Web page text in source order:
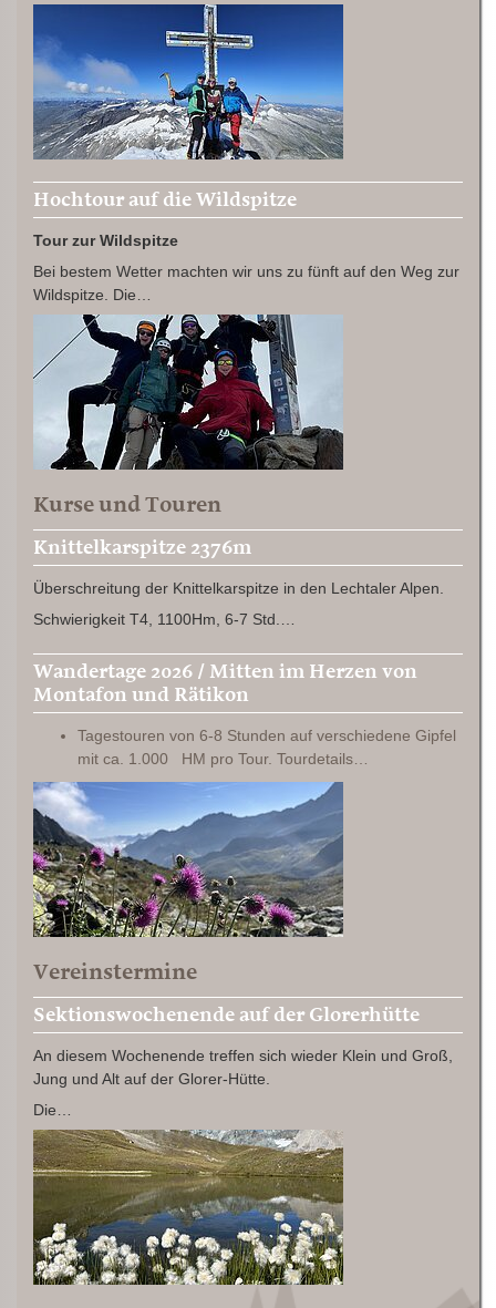
Hochtour auf die Wildspitze
Tour zur Wildspitze
Bei bestem Wetter machten wir uns zu fünft auf den Weg zur
Wildspitze. Die…
Kurse und Touren
Knittelkarspitze 2376m
Überschreitung der Knittelkarspitze in den Lechtaler Alpen.
Schwierigkeit T4, 1100Hm, 6-7 Std.…
Wandertage 2026 / Mitten im Herzen von
Montafon und Rätikon
Tagestouren von 6-8 Stunden auf verschiedene Gipfel
mit ca. 1.000 HM pro Tour. Tourdetails…
Vereinstermine
Sektionswochenende auf der Glorerhütte
An diesem Wochenende treffen sich wieder Klein und Groß,
Jung und Alt auf der Glorer-Hütte.
Die…